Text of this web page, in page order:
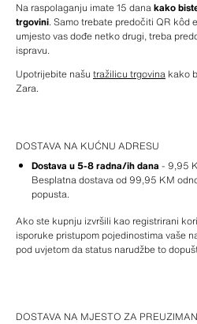
Na raspolaganju imate 15 dana kako
trgovini. Samo trebate predočiti QR kôd
umjesto vas dođe netko drugi, treba
ispravu.
Upotrijebite našu tražilicu trgovina kako
Zara.
DOSTAVA NA KUĆNU ADRESU
Dostava u 5-8 radna/ih dana - 9,95
Besplatna dostava od 99,95 KM
popusta.
Ako ste kupnju izvršili kao registrirani
isporuke pristupom pojedinostima vaše
pod uvjetom da status narudžbe to
DOSTAVA NA MJESTO ZA